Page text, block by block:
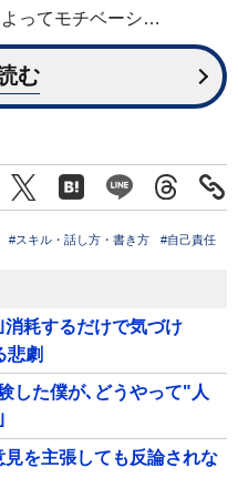
ってモチベーシ…
む
#スキル・話し方・書き方 #自己責任
消耗するだけで気づけ
悲劇
した僕が､どうやって"人
を主張しても反論されな